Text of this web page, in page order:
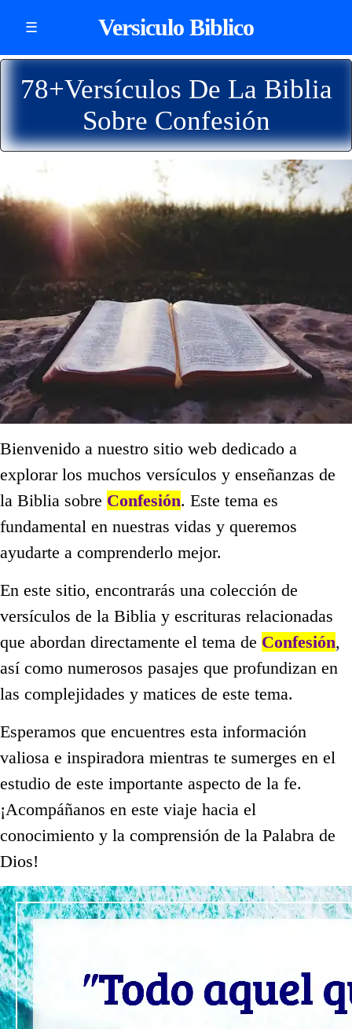
☰ Versiculo Biblico
78+Versículos De La Biblia
Sobre Confesión
Bienvenido a nuestro sitio web dedicado a
explorar los muchos versículos y enseñanzas de
la Biblia sobre Confesión. Este tema es
fundamental en nuestras vidas y queremos
ayudarte a comprenderlo mejor.
En este sitio, encontrarás una colección de
versículos de la Biblia y escrituras relacionadas
que abordan directamente el tema de Confesión,
así como numerosos pasajes que profundizan en
las complejidades y matices de este tema.
Esperamos que encuentres esta información
valiosa e inspiradora mientras te sumerges en el
estudio de este importante aspecto de la fe.
¡Acompáñanos en este viaje hacia el
conocimiento y la comprensión de la Palabra de
Dios!